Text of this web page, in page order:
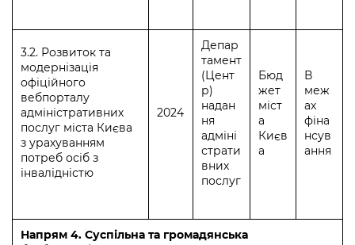
3.2. Розвиток та
модернізація
офіційного
вебпорталу
адміністративних
послуг міста Києва
з урахуванням
потреб осіб з
інвалідністю
2024
Депар
тамент
(Цент
р)
надан
ня
адміні
страти
вних
послуг
Бюд
жет
міст
а
Києв
а
В
меж
ах
фіна
нсув
ання
Напрям 4. Суспільна та громадянська